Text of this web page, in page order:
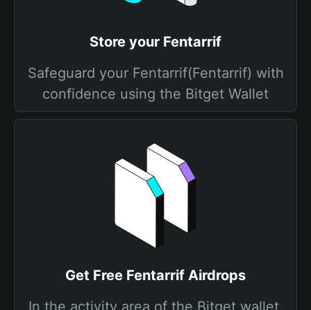
Store your Fentarrif
Safeguard your Fentarrif(Fentarrif) with
confidence using the Bitget Wallet
Get Free Fentarrif Airdrops
In the activity area of the Bitget wallet,